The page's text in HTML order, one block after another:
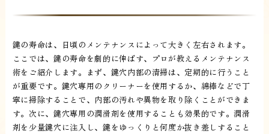
鍵の寿命は、日頃のメンテナンスによって大きく左右されます。
ここでは、鍵の寿命を劇的に伸ばす、プロが教えるメンテナンス
術をご紹介します。まず、鍵穴内部の清掃は、定期的に行うこと
が重要です。鍵穴専用のクリーナーを使用するか、綿棒などで丁
寧に掃除することで、内部の汚れや異物を取り除くことができま
す。次に、鍵穴専用の潤滑剤を使用することも効果的です。潤滑
剤を少量鍵穴に注入し、鍵をゆっくりと何度か抜き差しすること